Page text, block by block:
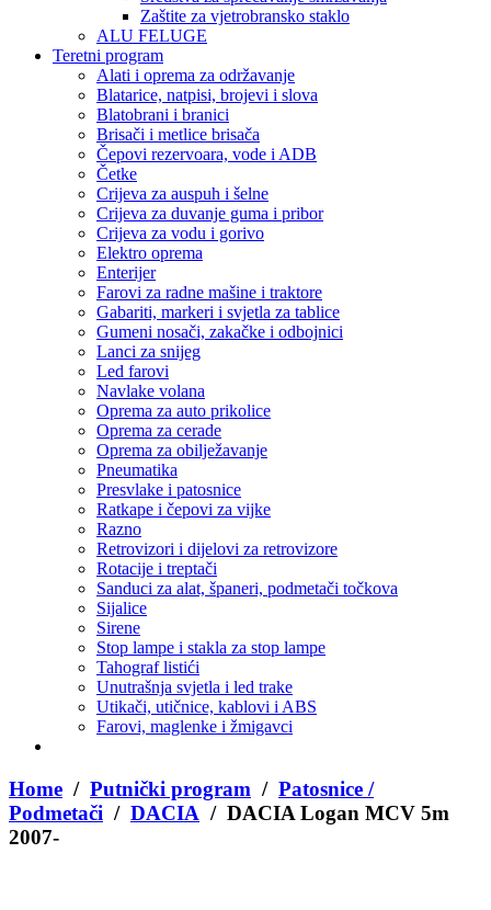
Zaštite za vjetrobransko staklo
ALU FELUGE
Teretni program
Alati i oprema za održavanje
Blatarice, natpisi, brojevi i slova
Blatobrani i branici
Brisači i metlice brisača
Čepovi rezervoara, vode i ADB
Četke
Crijeva za auspuh i šelne
Crijeva za duvanje guma i pribor
Crijeva za vodu i gorivo
Elektro oprema
Enterijer
Farovi za radne mašine i traktore
Gabariti, markeri i svjetla za tablice
Gumeni nosači, zakačke i odbojnici
Lanci za snijeg
Led farovi
Navlake volana
Oprema za auto prikolice
Oprema za cerade
Oprema za obilježavanje
Pneumatika
Presvlake i patosnice
Ratkape i čepovi za vijke
Razno
Retrovizori i dijelovi za retrovizore
Rotacije i treptači
Sanduci za alat, španeri, podmetači točkova
Sijalice
Sirene
Stop lampe i stakla za stop lampe
Tahograf listići
Unutrašnja svjetla i led trake
Utikači, utičnice, kablovi i ABS
Farovi, maglenke i žmigavci
Home / Putnički program / Patosnice /
Podmetači / DACIA / DACIA Logan MCV 5m
2007-